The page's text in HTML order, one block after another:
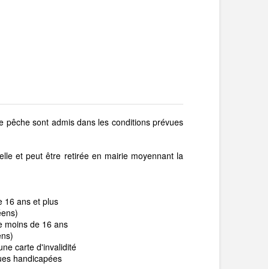
pêche sont admis dans les conditions prévues
et peut être retirée en mairie moyennant la
16 ans et plus
moins de 16 ans
carte d'invalidité
handicapées